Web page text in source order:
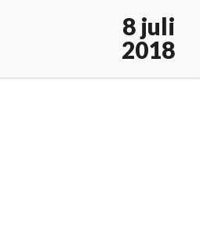
8 juli
2018